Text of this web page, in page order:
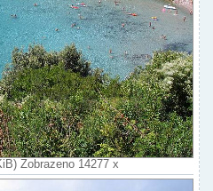
Zobrazeno 14277 x